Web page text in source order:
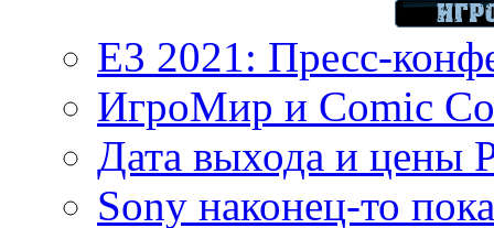
E3 2021: Пресс-
ИгроМир и Comic
Дата выхода и цены
Sony наконец-то